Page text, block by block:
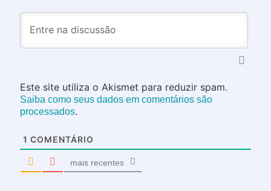
Este site utiliza o Akismet para reduzir spam.
Saiba como seus dados em comentários são
processados.
1 COMENTÁRIO
mais recentes